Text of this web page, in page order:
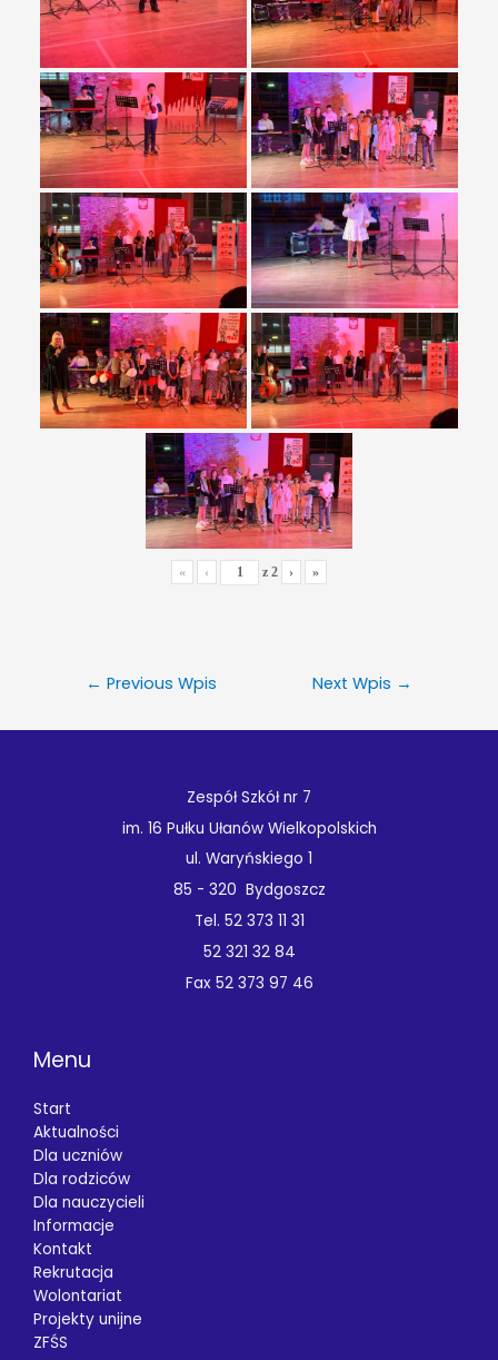
« ‹ z 2 › »
← Previous Wpis Next Wpis →
Zespół Szkół nr 7
im. 16 Pułku Ułanów Wielkopolskich
ul. Waryńskiego 1
85 - 320 Bydgoszcz
Tel. 52 373 11 31
52 321 32 84
Fax 52 373 97 46
Menu
Start
Aktualności
Dla uczniów
Dla rodziców
Dla nauczycieli
Informacje
Kontakt
Rekrutacja
Wolontariat
Projekty unijne
ZFŚS